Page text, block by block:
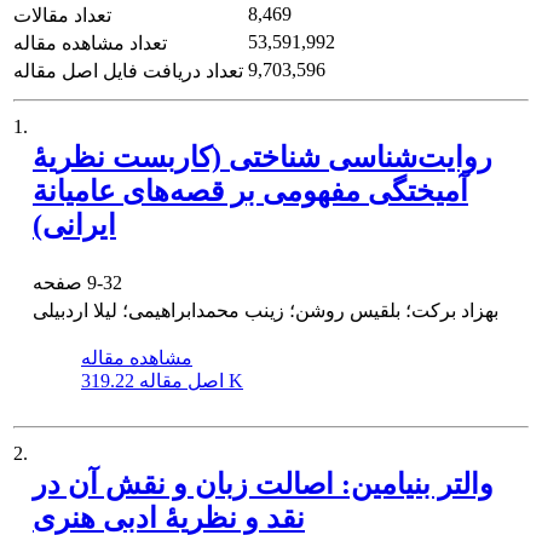
تعداد مقالات
8,469
تعداد مشاهده مقاله
53,591,992
تعداد دریافت فایل اصل مقاله 9,703,596
1.
روایت‌شناسی شناختی (کاربست نظریۀ
آمیختگی مفهومی بر قصه‌های عامیانة
ایرانی)
9-32
بهزاد برکت؛ بلقیس روشن؛ زینب محمدابراهیمی؛ لیلا اردبیلی
مشاهده مقاله
اصل مقاله 319.22 K
2.
والتر بنیامین: اصالت زبان و نقش آن در
نقد و نظریۀ ادبی هنری